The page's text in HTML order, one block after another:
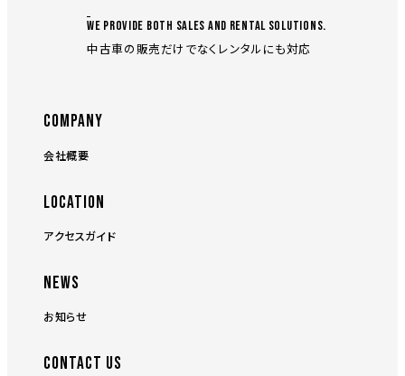
WE PROVIDE BOTH SALES AND RENTAL SOLUTIONS.
中古車の販売だけでなくレンタルにも対応
COMPANY
会社概要
LOCATION
アクセスガイド
NEWS
お知らせ
CONTACT US